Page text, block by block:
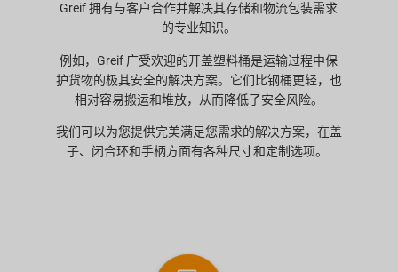
Greif 拥有与客户合作并解决其存储和物流包装需求
的专业知识。
例如，Greif 广受欢迎的开盖塑料桶是运输过程中保
护货物的极其安全的解决方案。它们比钢桶更轻，也
相对容易搬运和堆放，从而降低了安全风险。
我们可以为您提供完美满足您需求的解决方案，在盖
子、闭合环和手柄方面有各种尺寸和定制选项。